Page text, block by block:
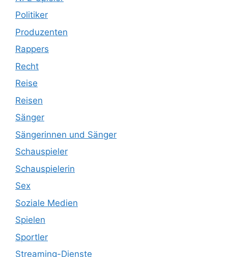
Politiker
Produzenten
Rappers
Recht
Reise
Reisen
Sänger
Sängerinnen und Sänger
Schauspieler
Schauspielerin
Sex
Soziale Medien
Spielen
Sportler
Streaming-Dienste